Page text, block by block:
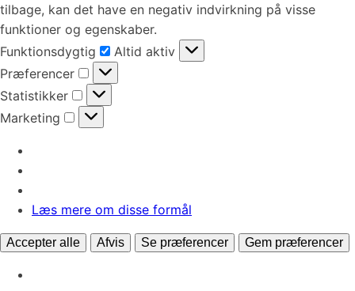
tilbage, kan det have en negativ indvirkning på visse
funktioner og egenskaber.
Funktionsdygtig
Funktionsdygtig
Altid aktiv
Præferencer
Præferencer
Statistikker
Statistikker
Marketing
Marketing
Læs mere om disse formål
Accepter alle Afvis Se præferencer Gem præferencer